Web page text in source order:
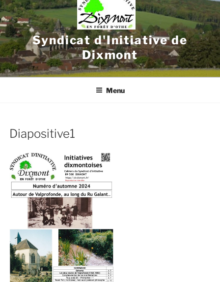
contenu
principal
Syndicat d'Initiative de
Dixmont
Menu
Diapositive1